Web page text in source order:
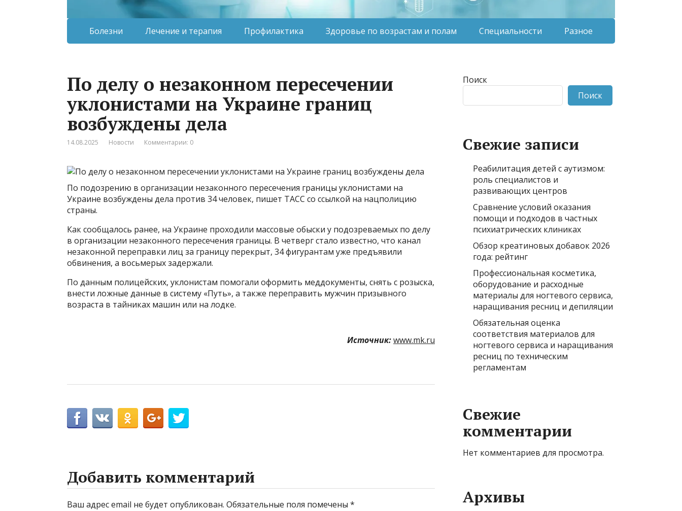
Болезни Лечение и терапия Профилактика Здоровье по возрастам и полам Специальности Разное
По делу о незаконном пересечении
уклонистами на Украине границ
возбуждены дела
14.08.2025 Новости Комментарии: 0
По подозрению в организации незаконного пересечения границы уклонистами на
Украине возбуждены дела против 34 человек, пишет ТАСС со ссылкой на нацполицию
страны.
Как сообщалось ранее, на Украине проходили массовые обыски у подозреваемых по делу
в организации незаконного пересечения границы. В четверг стало известно, что канал
незаконной переправки лиц за границу перекрыт, 34 фигурантам уже предъявили
обвинения, а восьмерых задержали.
По данным полицейских, уклонистам помогали оформить меддокументы, снять с розыска,
внести ложные данные в систему «Путь», а также переправить мужчин призывного
возраста в тайниках машин или на лодке.
Источник:www.mk.ru
Добавить комментарий
Ваш адрес email не будет опубликован. Обязательные поля помечены *
Поиск
Поиск
Свежие записи
Реабилитация детей с аутизмом:
роль специалистов и
развивающих центров
Сравнение условий оказания
помощи и подходов в частных
психиатрических клиниках
Обзор креатиновых добавок 2026
года: рейтинг
Профессиональная косметика,
оборудование и расходные
материалы для ногтевого сервиса,
наращивания ресниц и депиляции
Обязательная оценка
соответствия материалов для
ногтевого сервиса и наращивания
ресниц по техническим
регламентам
Свежие
комментарии
Нет комментариев для просмотра.
Архивы